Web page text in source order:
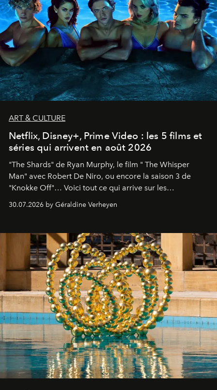
ART & CULTURE
Netflix, Disney+, Prime Video : les 5 films et
séries qui arrivent en août 2026
"The Shards" de Ryan Murphy, le film " The Whisper
Man" avec Robert De Niro, ou encore la saison 3 de
"Knokke Off"… Voici tout ce qui arrive sur les
30.07.2026 by Géraldine Verheyen